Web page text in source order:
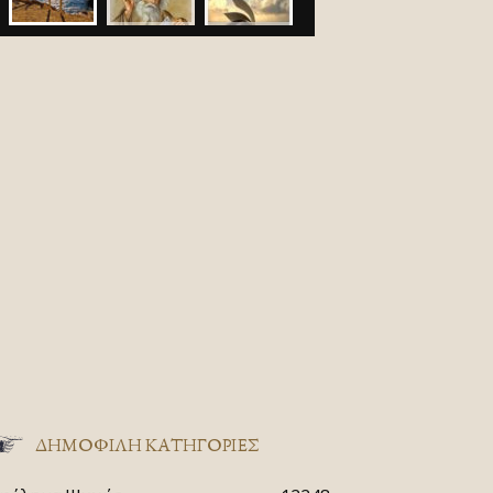
ΔΗΜΟΦΙΛΗ ΚΑΤΗΓΟΡΙΕΣ